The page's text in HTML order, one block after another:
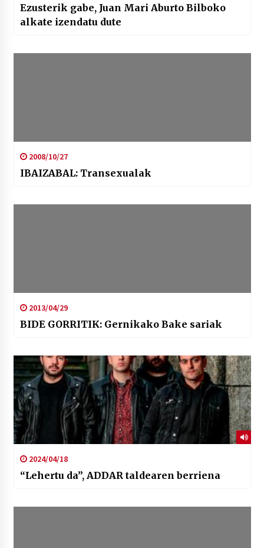
Ezusterik gabe, Juan Mari Aburto Bilboko
alkate izendatu dute
2008/10/27
IBAIZABAL: Transexualak
2013/04/29
BIDE GORRITIK: Gernikako Bake sariak
2024/04/18
“Lehertu da”, ADDAR taldearen berriena